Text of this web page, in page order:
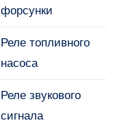
форсунки
Реле топливного
насоса
Реле звукового
сигнала